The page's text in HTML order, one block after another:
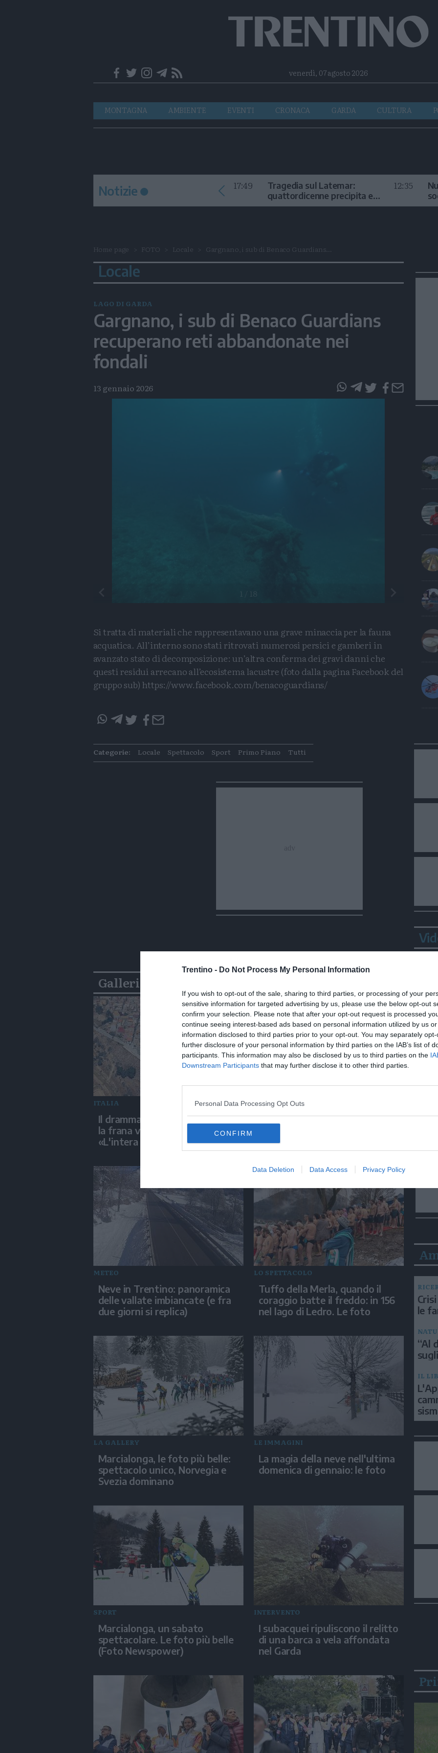
Trentino - Do Not Process My Personal Information
If you wish to opt-out of the sale, sharing to third parties, or processing of your
sensitive information for targeted advertising by us, please use the below opt-out
confirm your selection. Please note that after your opt-out request is processed
continue seeing interest-based ads based on personal information utilized by us
information disclosed to third parties prior to your opt-out. You may separately
further disclosure of your personal information by third parties on the IAB’s list of
participants. This information may also be disclosed by us to third parties on the
Downstream Participants that may further disclose it to other third parties.
Personal Data Processing Opt Outs
CONFIRM
Data Deletion Data Access Privacy Policy
Telegram
RSSvenerdì, 07 agosto 2026
Navigazione
principale
MONTAGNA AMBIENTE EVENTI CRONACA GARDA CULTURA
Notizie 17:49
Tragedia sul Latemar:
quattordicenne precipita e
muore
12:35
Home page FOTO Locale Gargnano, i sub di Benaco Guardians...
Locale
LAGO DI GARDA
Gargnano, i sub di Benaco Guardians
recuperano reti abbandonate nei
fondali
13 gennaio 2026
questoquesto
1 18
Si tratta di materiali che rappresentavano una grave minaccia per la fauna
acquatica. All’interno sono stati ritrovati numerosi persici e gamberi in
avanzato stato di decomposizione: un’altra conferma dei gravi danni che
questi residui arrecano all’ecosistema lacustre (foto dalla pagina Facebook del
gruppo sub) https://www.facebook.com/benacoguardians/
articolo
su
articolo
su
Categorie: Locale Spettacolo Sport Primo Piano Tutti
Gallerie
ITALIA
Il dramma di Niscemi: continua
la frana verso la piana di Gela:
«L'intera collina sta crollando»
DOLOMITI
Velocità, tradizioni e comunità
METEO
Neve in Trentino: panoramica
delle vallate imbiancate (e fra
due giorni si replica)
LO SPETTACOLO
Tuffo della Merla, quando il
coraggio batte il freddo: in 156
nel lago di Ledro. Le foto
LA GALLERY
Marcialonga, le foto più belle:
spettacolo unico, Norvegia e
Svezia dominano
LE IMMAGINI
La magia della neve nell'ultima
domenica di gennaio: le foto
SPORT
Marcialonga, un sabato
spettacolare. Le foto più belle
(Foto Newspower)
INTERVENTO
I subacquei ripuliscono il relitto
di una barca a vela affondata
nel Garda
le
“Al
IL